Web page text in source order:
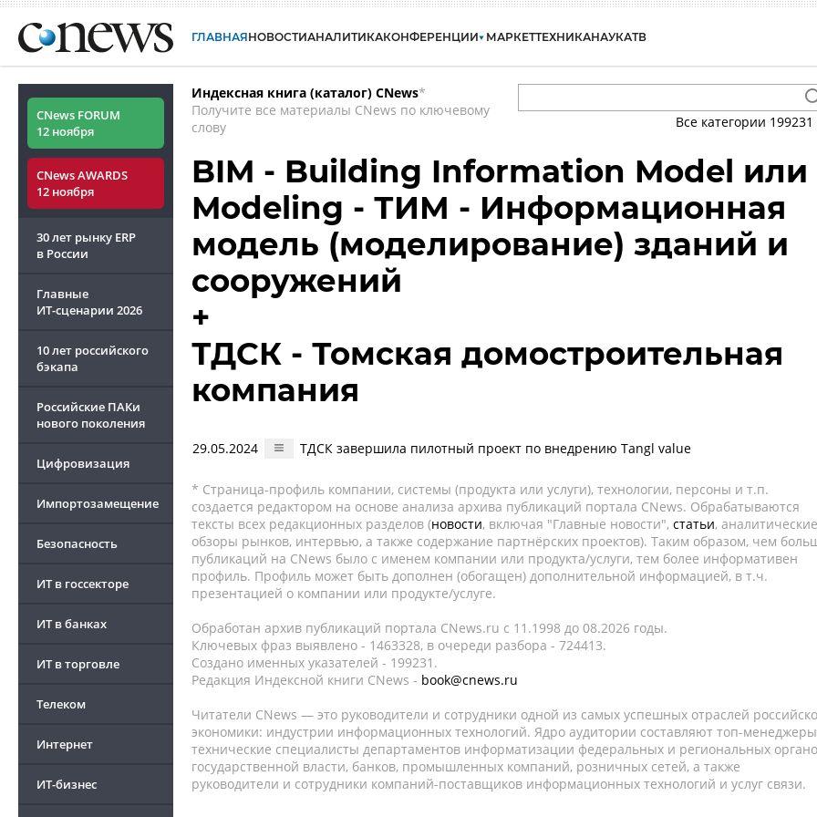
ГЛАВНАЯНОВОСТИАНАЛИТИКАКОНФЕРЕНЦИИ МАРКЕТТЕХНИКАНАУКАТВ
CNews FORUM
12 ноября
CNews AWARDS
12 ноября
30 лет рынку ERP
в России
Главные
ИТ-сценарии 2026
10 лет российского
бэкапа
Российские ПАКи
нового поколения
Цифровизация
Импортозамещение
Безопасность
ИТ в госсекторе
ИТ в банках
ИТ в торговле
Телеком
Интернет
ИТ-бизнес
Индексная книга (каталог) CNews*
Получите все материалы CNews по ключевому
слову
Все категории 199231
BIM - Building Information Model или
Modeling - ТИМ - Информационная
модель (моделирование) зданий и
сооружений
+
ТДСК - Томская домостроительная
компания
29.05.2024 ТДСК завершила пилотный проект по внедрению Tangl value
* Страница-профиль компании, системы (продукта или услуги), технологии, персоны и т.п.
создается редактором на основе анализа архива публикаций портала CNews. Обрабатываются
тексты всех редакционных разделов (новости, включая "Главные новости", статьи, аналитические
обзоры рынков, интервью, а также содержание партнёрских проектов). Таким образом, чем
публикаций на CNews было с именем компании или продукта/услуги, тем более информативен
профиль. Профиль может быть дополнен (обогащен) дополнительной информацией, в т.ч.
презентацией о компании или продукте/услуге.
Обработан архив публикаций портала CNews.ru c 11.1998 до 08.2026 годы.
Ключевых фраз выявлено - 1463328, в очереди разбора - 724413.
Создано именных указателей - 199231.
Редакция Индексной книги CNews - book@cnews.ru
Читатели CNews — это руководители и сотрудники одной из самых успешных отраслей
экономики: индустрии информационных технологий. Ядро аудитории составляют топ-
технические специалисты департаментов информатизации федеральных и региональных
государственной власти, банков, промышленных компаний, розничных сетей, а также
руководители и сотрудники компаний-поставщиков информационных технологий и услуг связи.